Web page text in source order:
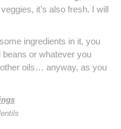
it’s also fresh. I will
ingredients in it, you
or whatever you
oils… anyway, as you